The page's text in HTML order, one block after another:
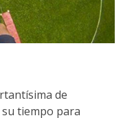
de
tiempo para